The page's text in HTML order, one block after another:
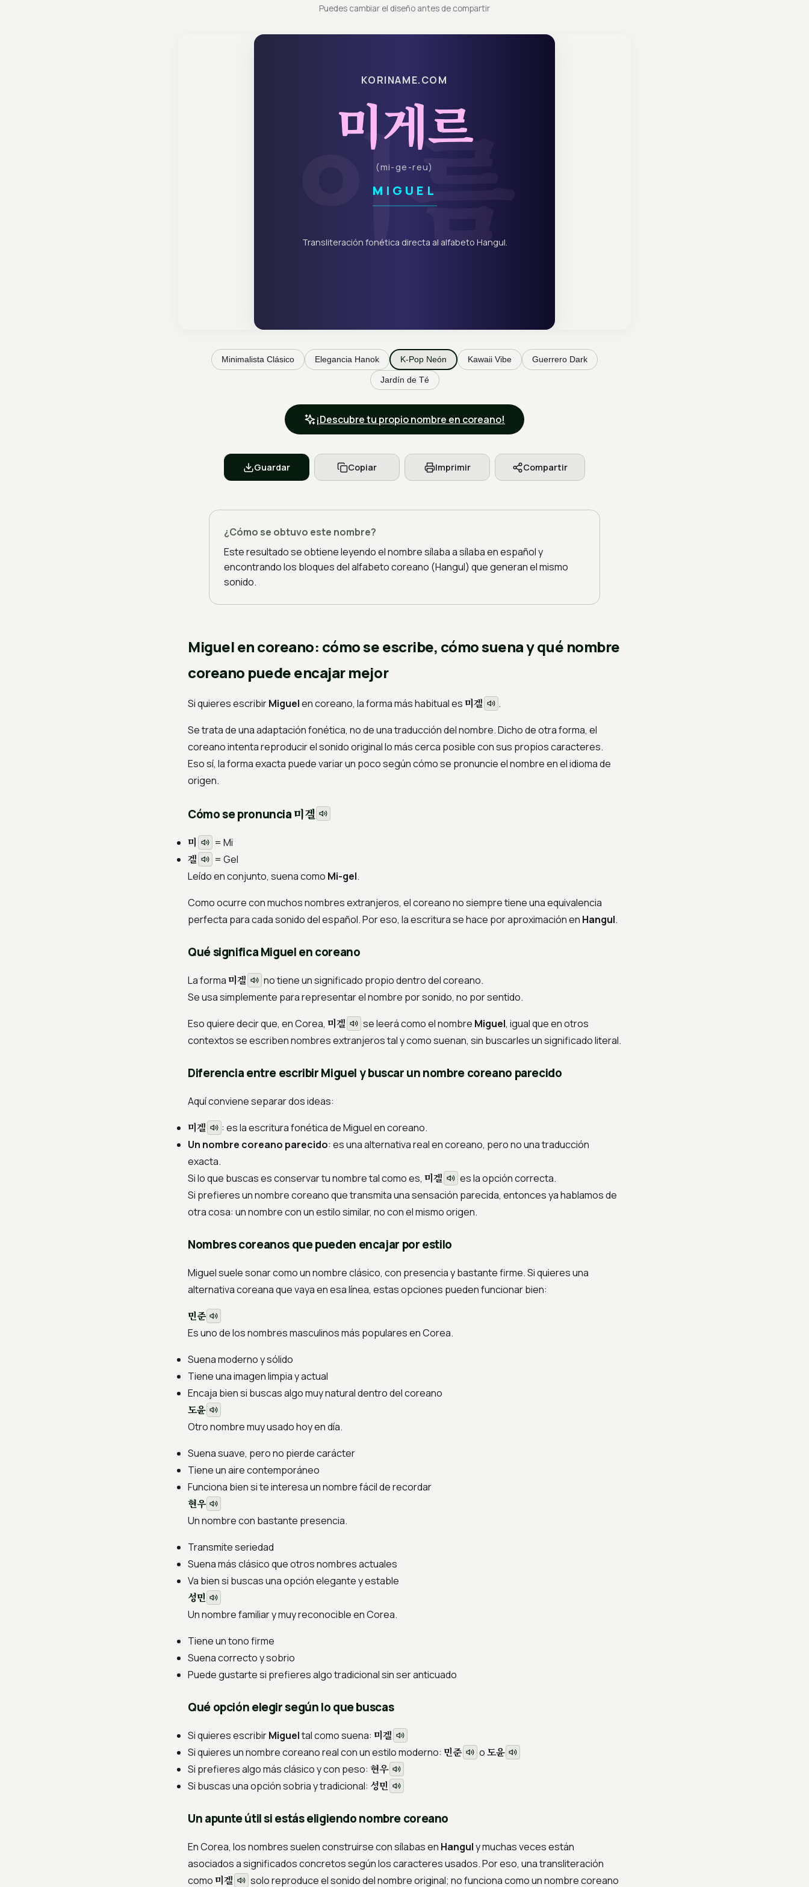
Puedes cambiar el diseño antes de compartir
이름
KORINAME.COM
미게르
(mi-ge-reu)
MIGUEL
Transliteración fonética directa al alfabeto Hangul.
Minimalista Clásico Elegancia Hanok K-Pop Neón Kawaii Vibe Guerrero Dark
Jardín de Té
¡Descubre tu propio nombre en coreano!
Guardar Copiar Compartir
Imprimir
¿Cómo se obtuvo este nombre?
Este resultado se obtiene leyendo el nombre sílaba a sílaba en español y
encontrando los bloques del alfabeto coreano (Hangul) que generan el mismo
sonido.
Miguel en coreano: cómo se escribe, cómo suena y qué nombre
coreano puede encajar mejor
Si quieres escribirMiguelen coreano, la forma más habitual es미겔
.
Se trata de una adaptación fonética, no de una traducción del nombre. Dicho de otra forma, el
coreano intenta reproducir el sonido original lo más cerca posible con sus propios caracteres.
Eso sí, la forma exacta puede variar un poco según cómo se pronuncie el nombre en el idioma de
origen.
Cómo se pronuncia미겔
미 = Mi
겔 = Gel
Leído en conjunto, suena como Mi-gel.
Como ocurre con muchos nombres extranjeros, el coreano no siempre tiene una equivalencia
perfecta para cada sonido del español. Por eso, la escritura se hace por aproximación en Hangul.
Qué significa Miguel en coreano
La forma미겔
no tiene un significado propio dentro del coreano.
Se usa simplemente para representar el nombre por sonido, no por sentido.
Eso quiere decir que, en Corea, 미겔 se leerá como el nombre Miguel, igual que en otros
contextos se escriben nombres extranjeros tal y como suenan, sin buscarles un significado literal.
Diferencia entre escribir Miguel y buscar un nombre coreano parecido
Aquí conviene separar dos ideas:
미겔
: es la escritura fonética de Miguel en coreano.
Un nombre coreano parecido: es una alternativa real en coreano, pero no una traducción
exacta.
Si lo que buscas es conservar tu nombre tal como es, 미겔
es la opción correcta.
Si prefieres un nombre coreano que transmita una sensación parecida, entonces ya hablamos de
otra cosa: un nombre con un estilo similar, no con el mismo origen.
Nombres coreanos que pueden encajar por estilo
Miguel suele sonar como un nombre clásico, con presencia y bastante firme. Si quieres una
alternativa coreana que vaya en esa línea, estas opciones pueden funcionar bien:
민준
Es uno de los nombres masculinos más populares en Corea.
Suena moderno y sólido
Tiene una imagen limpia y actual
Encaja bien si buscas algo muy natural dentro del coreano
도윤
Otro nombre muy usado hoy en día.
Suena suave, pero no pierde carácter
Tiene un aire contemporáneo
Funciona bien si te interesa un nombre fácil de recordar
현우
Un nombre con bastante presencia.
Transmite seriedad
Suena más clásico que otros nombres actuales
Va bien si buscas una opción elegante y estable
성민
Un nombre familiar y muy reconocible en Corea.
Tiene un tono firme
Suena correcto y sobrio
Puede gustarte si prefieres algo tradicional sin ser anticuado
Qué opción elegir según lo que buscas
Si quieres escribirMigueltal como suena: 미겔
Si quieres un nombre coreano real con un estilo moderno: 민준 o도윤
Si prefieres algo más clásico y con peso: 현우
Si buscas una opción sobria y tradicional: 성민
Un apunte útil si estás eligiendo nombre coreano
En Corea, los nombres suelen construirse con sílabas en Hanguly muchas veces están
asociados a significados concretos según los caracteres usados. Por eso, una transliteración
como미겔 solo reproduce el sonido del nombre original; no funciona como un nombre coreano